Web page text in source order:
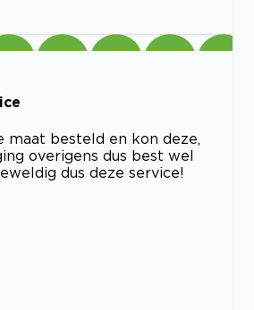
maat besteld en kon deze,
overigens dus best wel
dus deze service!